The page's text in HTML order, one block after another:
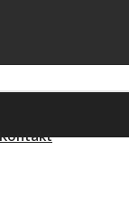
Kontakt